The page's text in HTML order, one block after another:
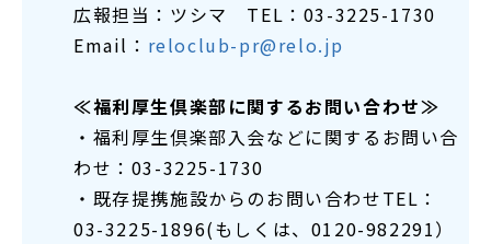
広報担当：ツシマ TEL：03-3225-1730
Email： reloclub-pr@relo.jp
≪福利厚生倶楽部に関するお問い合わせ≫
・福利厚生倶楽部入会などに関するお問い合
わせ：03-3225-1730
・既存提携施設からのお問い合わせTEL：
03-3225-1896(もしくは、0120-982291）